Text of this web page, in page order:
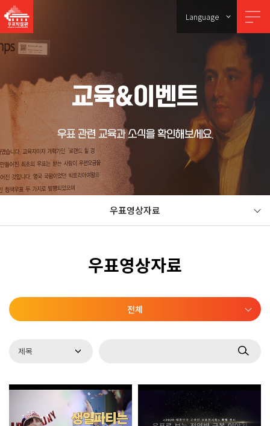
Language
교육&이벤트
우표 관련 교육과 소식을 확인해보세요.
우표영상자료
우표영상자료
전체